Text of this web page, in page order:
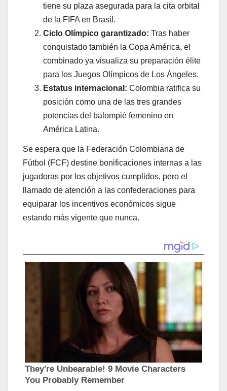
tiene su plaza asegurada para la cita orbital
de la FIFA en Brasil.
Ciclo Olímpico garantizado: Tras haber
conquistado también la Copa América, el
combinado ya visualiza su preparación élite
para los Juegos Olímpicos de Los Ángeles.
Estatus internacional: Colombia ratifica su
posición como una de las tres grandes
potencias del balompié femenino en
América Latina.
Se espera que la Federación Colombiana de
Fútbol (FCF) destine bonificaciones internas a las
jugadoras por los objetivos cumplidos, pero el
llamado de atención a las confederaciones para
equiparar los incentivos económicos sigue
estando más vigente que nunca.